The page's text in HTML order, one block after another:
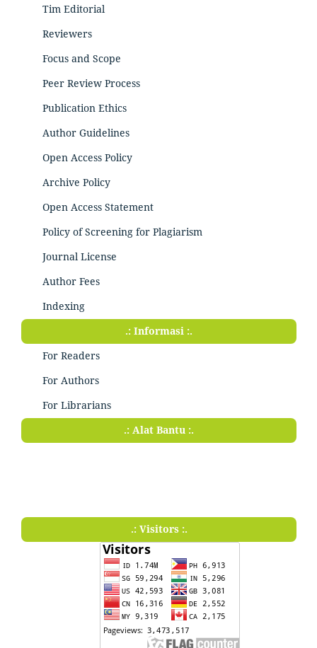
Tim Editorial
Reviewers
Focus and Scope
Peer Review Process
Publication Ethics
Author Guidelines
Open Access Policy
Archive Policy
Open Access Statement
Policy of Screening for Plagiarism
Journal License
Author Fees
Indexing
.: Informasi :.
For Readers
For Authors
For Librarians
.: Alat Bantu :.
.: Visitors :.